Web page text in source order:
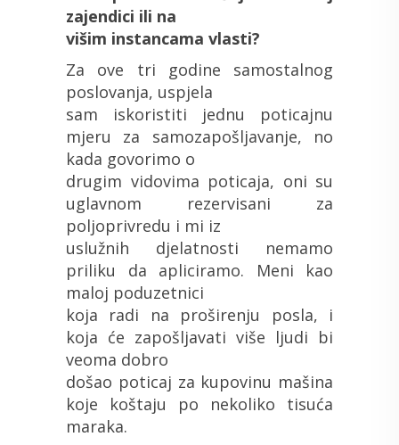
zajendici ili na
višim instancama vlasti?
Za ove tri godine samostalnog
poslovanja, uspjela
sam iskoristiti jednu poticajnu
mjeru za samozapošljavanje, no
kada govorimo o
drugim vidovima poticaja, oni su
uglavnom rezervisani za
poljoprivredu i mi iz
uslužnih djelatnosti nemamo
priliku da apliciramo. Meni kao
maloj poduzetnici
koja radi na proširenju posla, i
koja će zapošljavati više ljudi bi
veoma dobro
došao poticaj za kupovinu mašina
koje koštaju po nekoliko tisuća
maraka.